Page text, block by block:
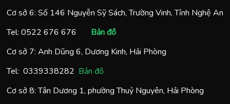
Cơ sở 6: Số 146 Nguyễn Sỹ Sách, Trường Vinh, Tỉnh Nghệ An
Tel: 0522 676 676
Bản đồ
Cơ sở 7: Anh Dũng 6, Dương Kinh, Hải Phòng
Tel: 0339338282 Bản đồ
Cơ sở 8: Tân Dương 1, phường Thuỷ Nguyên, Hải Phòng